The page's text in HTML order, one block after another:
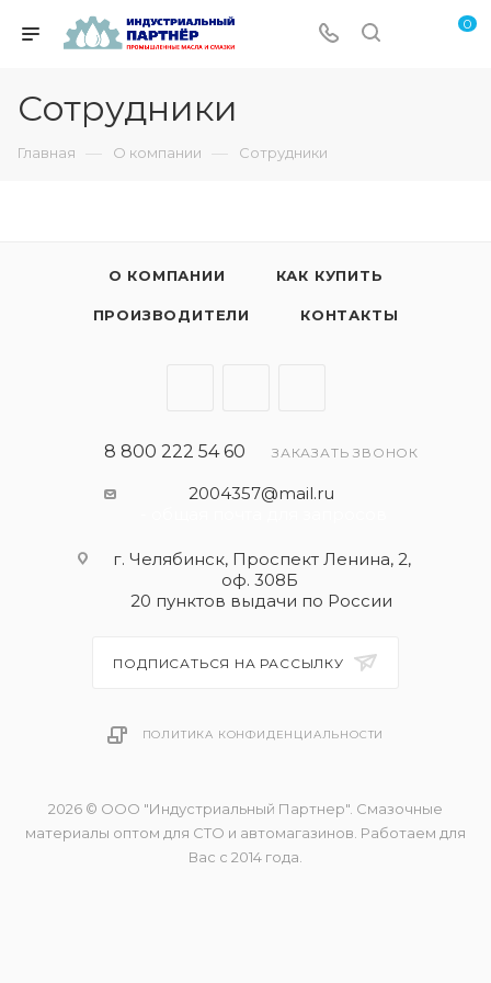
0
Сотрудники
Главная — О компании — Сотрудники
О КОМПАНИИ КАК КУПИТЬ
ПРОИЗВОДИТЕЛИ КОНТАКТЫ
8 800 222 54 60 ЗАКАЗАТЬ ЗВОНОК
2004357@mail.ru
г. Челябинск, Проспект Ленина, 2,
оф. 308Б
20 пунктов выдачи по России
ПОДПИСАТЬСЯ НА РАССЫЛКУ
ПОЛИТИКА КОНФИДЕНЦИАЛЬНОСТИ
2026 © ООО "Индустриальный Партнер". Смазочные
материалы оптом для СТО и автомагазинов. Работаем для
Вас с 2014 года.